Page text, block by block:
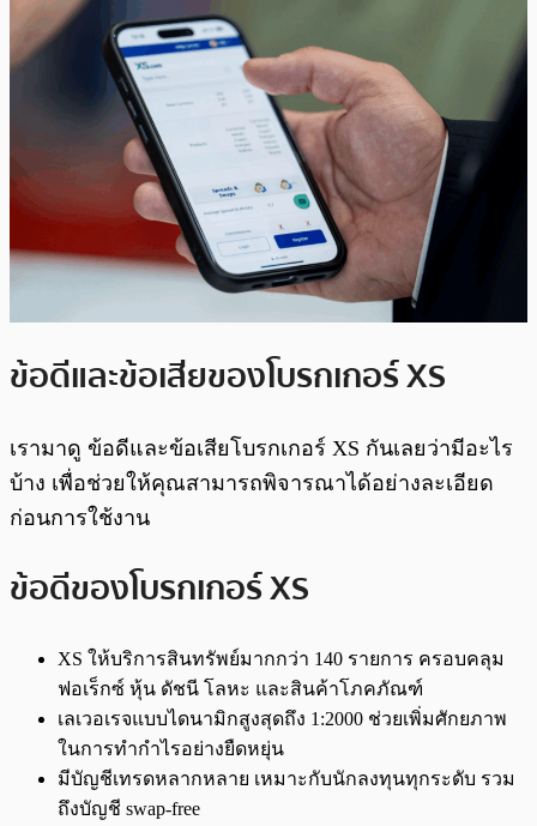
ข้อดีและข้อเสียของโบรกเกอร์ XS
เรามาดู ข้อดีและข้อเสียโบรกเกอร์ XS กันเลยว่ามีอะไร
บ้าง เพื่อช่วยให้คุณสามารถพิจารณาได้อย่างละเอียด
ก่อนการใช้งาน
ข้อดีของโบรกเกอร์ XS
XS ให้บริการสินทรัพย์มากกว่า 140 รายการ ครอบคลุม
ฟอเร็กซ์ หุ้น ดัชนี โลหะ และสินค้าโภคภัณฑ์
เลเวอเรจแบบไดนามิกสูงสุดถึง 1:2000 ช่วยเพิ่มศักยภาพ
ในการทำกำไรอย่างยืดหยุ่น
มีบัญชีเทรดหลากหลาย เหมาะกับนักลงทุนทุกระดับ รวม
ถึงบัญชี swap-free